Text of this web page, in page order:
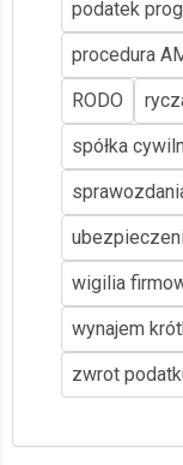
podatek
procedura
RODO
spółka
wigilia
wynajem
zwrot